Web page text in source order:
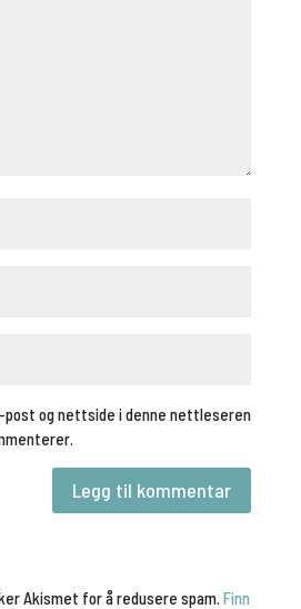
post og nettside i denne nettleseren
Akismet for å redusere spam. Finn